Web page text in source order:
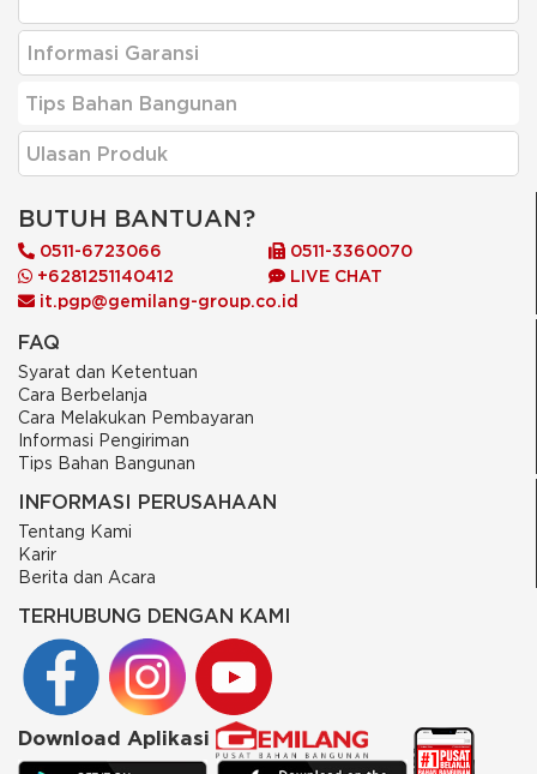
Informasi Garansi
Tips Bahan Bangunan
Ulasan Produk
BUTUH BANTUAN?
0511-6723066
0511-3360070
+6281251140412
LIVE CHAT
it.pgp@gemilang-group.co.id
FAQ
Syarat dan Ketentuan
Cara Berbelanja
Cara Melakukan Pembayaran
Informasi Pengiriman
Tips Bahan Bangunan
INFORMASI PERUSAHAAN
Tentang Kami
Karir
Berita dan Acara
TERHUBUNG DENGAN KAMI
Download Aplikasi